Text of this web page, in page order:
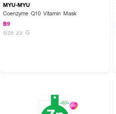
MYU-MYU
Coenzyme Q10 Vitamin Mask
฿9
size 22 G